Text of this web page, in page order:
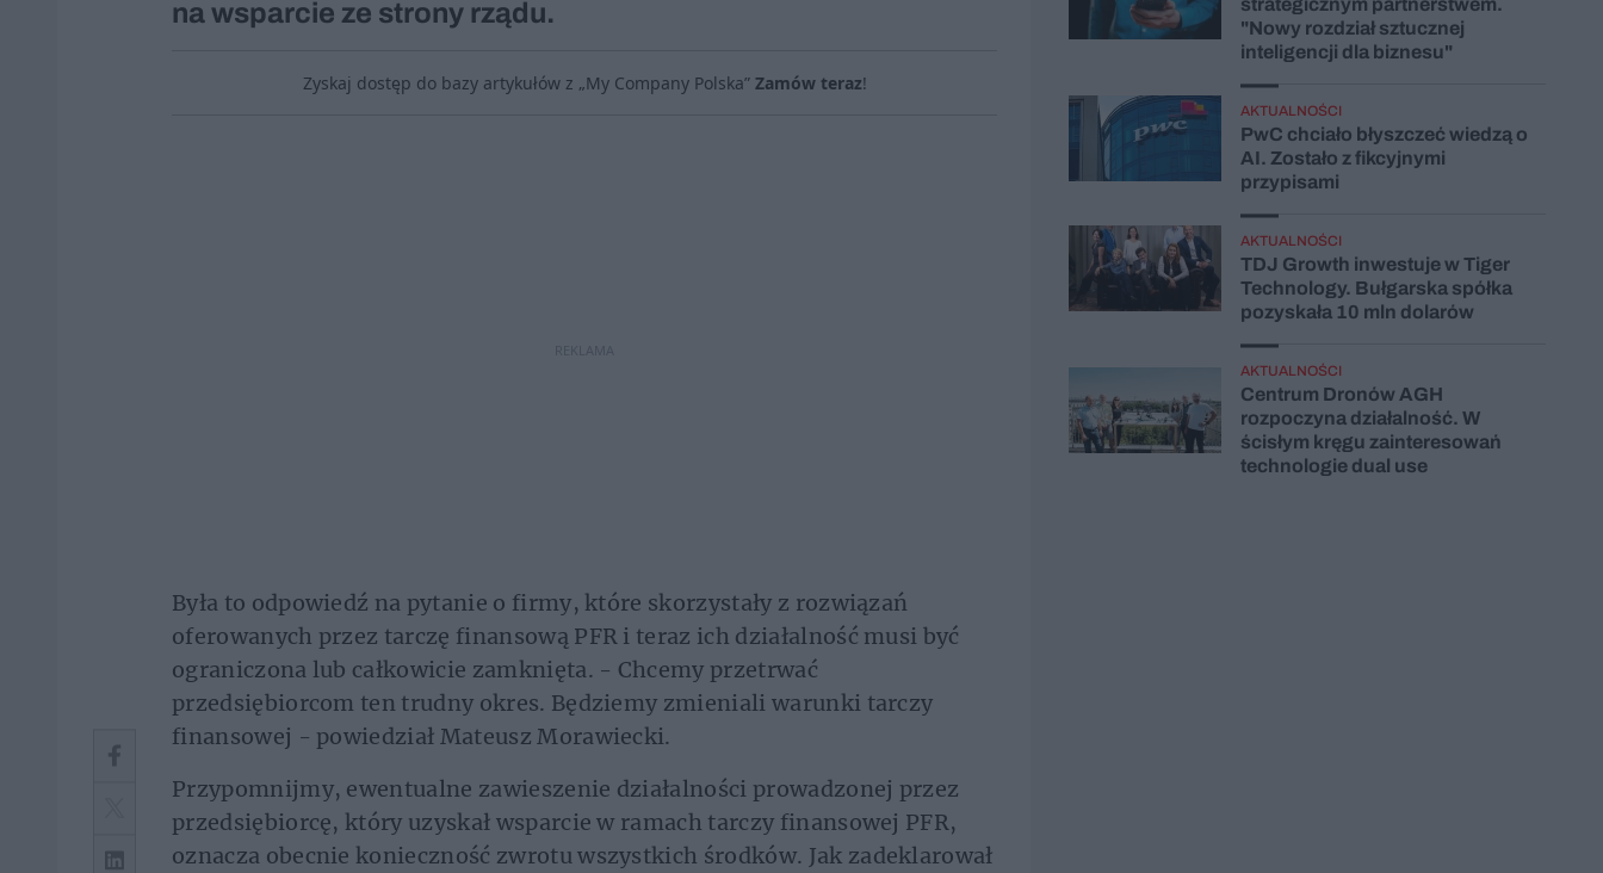
na wsparcie ze strony rządu.
Zyskaj dostęp do bazy artykułów z „My Company Polska” Zamów teraz!
REKLAMA
Była to odpowiedź na pytanie o firmy, które skorzystały z rozwiązań
oferowanych przez tarczę finansową PFR i teraz ich działalność musi być
ograniczona lub całkowicie zamknięta. - Chcemy przetrwać
przedsiębiorcom ten trudny okres. Będziemy zmieniali warunki tarczy
finansowej - powiedział Mateusz Morawiecki.
Przypomnijmy, ewentualne zawieszenie działalności prowadzonej przez
przedsiębiorcę, który uzyskał wsparcie w ramach tarczy finansowej PFR,
oznacza obecnie konieczność zwrotu wszystkich środków. Jak zadeklarował
"Nowy rozdział sztucznej
inteligencji dla biznesu"
AKTUALNOŚCI
PwC chciało błyszczeć wiedzą o
AI. Zostało z fikcyjnymi
przypisami
AKTUALNOŚCI
TDJ Growth inwestuje w Tiger
Technology. Bułgarska spółka
pozyskała 10 mln dolarów
AKTUALNOŚCI
Centrum Dronów AGH
rozpoczyna działalność. W
ścisłym kręgu zainteresowań
technologie dual use